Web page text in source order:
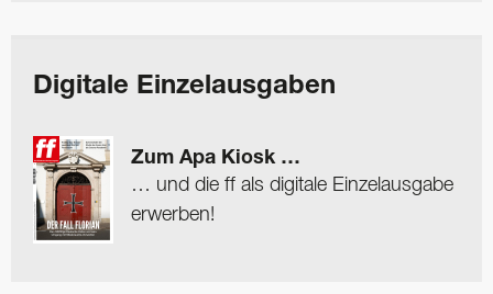
Digitale Einzelausgaben
Zum Apa Kiosk …
… und die ff als digitale Einzelausgabe
erwerben!